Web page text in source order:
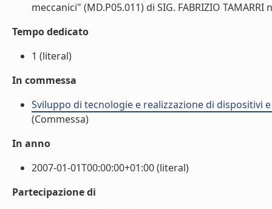
meccanici" (MD.P05.011) di SIG. FABRIZIO
Tempo dedicato
1 (literal)
In commessa
Sviluppo di tecnologie e realizzazione di dispositivi
(Commessa)
In anno
2007-01-01T00:00:00+01:00 (literal)
Partecipazione di